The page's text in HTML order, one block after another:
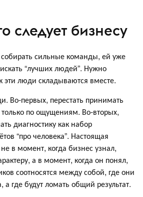
следует бизнесу
сильные команды, ей уже
“лучших людей”. Нужно
эти люди складываются вместе.
Во-первых, перестать принимать
по ощущениям. Во-вторых,
диагностику как набор
“про человека”. Настоящая
в момент, когда бизнес узнал,
а в момент, когда он понял,
соотносятся между собой, где они
а где будут ломать общий результат.